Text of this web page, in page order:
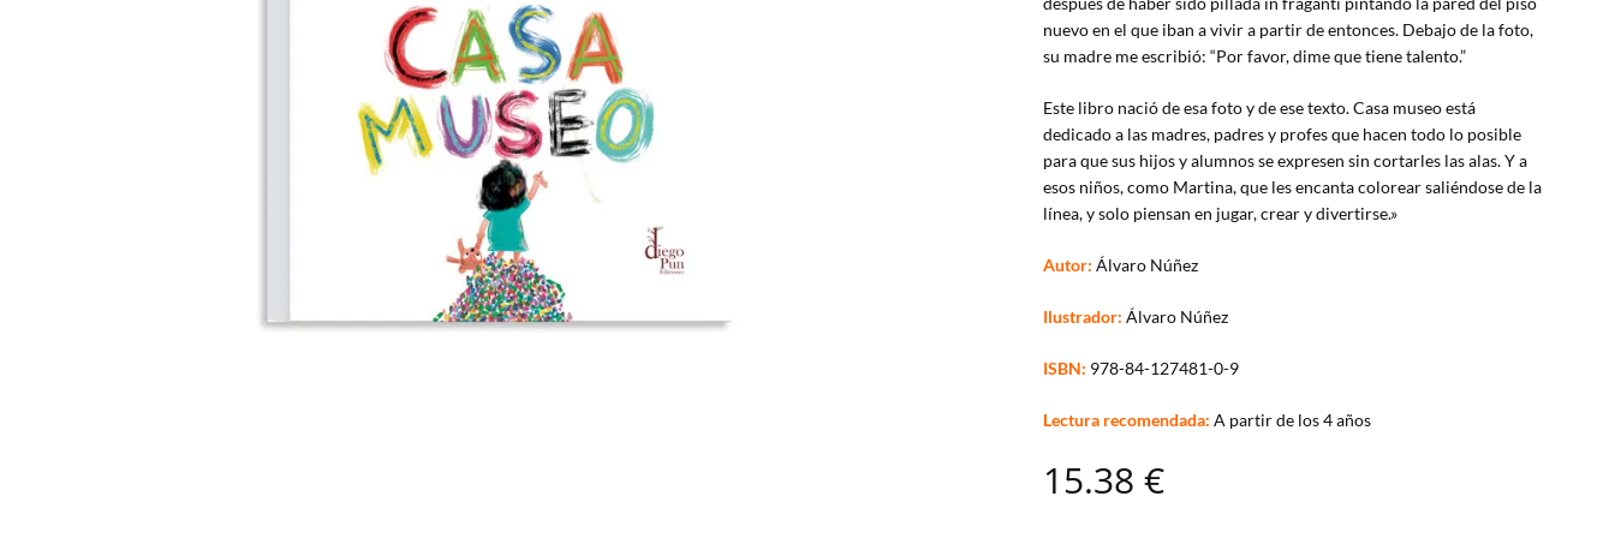
nuevo en el que iban a vivir a partir de entonces. Debajo de la foto,
su madre me escribió: “Por favor, dime que tiene talento.”
Este libro nació de esa foto y de ese texto. Casa museo está
dedicado a las madres, padres y profes que hacen todo lo posible
para que sus hijos y alumnos se expresen sin cortarles las alas. Y a
esos niños, como Martina, que les encanta colorear saliéndose de la
línea, y solo piensan en jugar, crear y divertirse.»
Autor: Álvaro Núñez
Ilustrador: Álvaro Núñez
ISBN: 978-84-127481-0-9
Lectura recomendada: A partir de los 4 años
15.38 €